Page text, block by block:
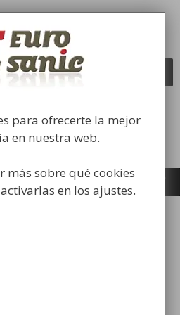
y comercialización de
para la higiene industrial
para ofrecerte la mejor
en nuestra web.
más sobre qué cookies
en los ajustes.